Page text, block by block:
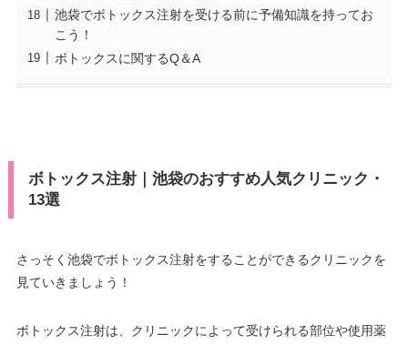
池袋でボトックス注射を受ける前に予備知識を持ってお
こう！
ボトックスに関するQ＆A
ボトックス注射｜池袋のおすすめ人気クリニック・
13選
さっそく池袋でボトックス注射をすることができるクリニックを
見ていきましょう！
ボトックス注射は、クリニックによって受けられる部位や使用薬